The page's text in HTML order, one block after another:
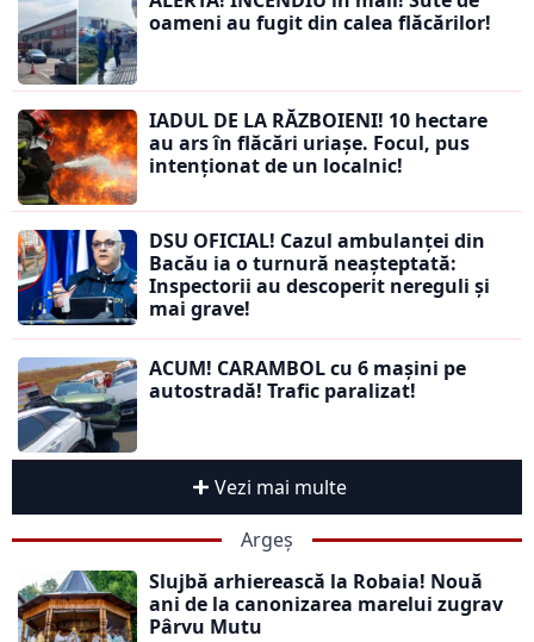
oameni au fugit din calea flăcărilor!
IADUL DE LA RĂZBOIENI! 10 hectare
au ars în flăcări uriașe. Focul, pus
intenționat de un localnic!
DSU OFICIAL! Cazul ambulanței din
Bacău ia o turnură neașteptată:
Inspectorii au descoperit nereguli și
mai grave!
ACUM! CARAMBOL cu 6 mașini pe
autostradă! Trafic paralizat!
Vezi mai multe
Argeș
Slujbă arhierească la Robaia! Nouă
ani de la canonizarea marelui zugrav
Pârvu Mutu